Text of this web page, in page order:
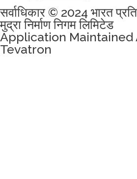
सर्वाधिकार © 2024 भारत
मुद्रा निर्माण निगम लिमिटेड
Application Maintained
Tevatron